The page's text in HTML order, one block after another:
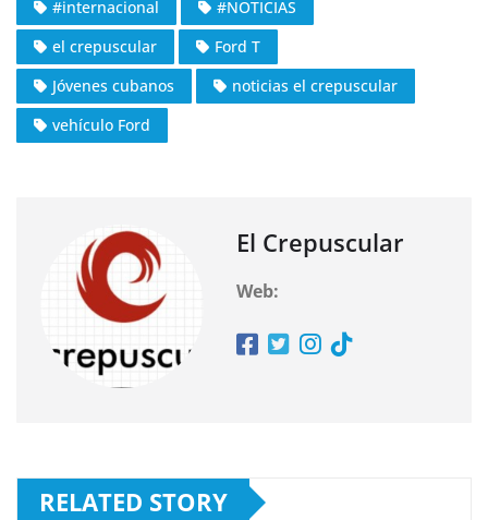
#internacional
#NOTICIAS
el crepuscular
Ford T
Jóvenes cubanos
noticias el crepuscular
vehículo Ford
El Crepuscular
Web:
RELATED STORY